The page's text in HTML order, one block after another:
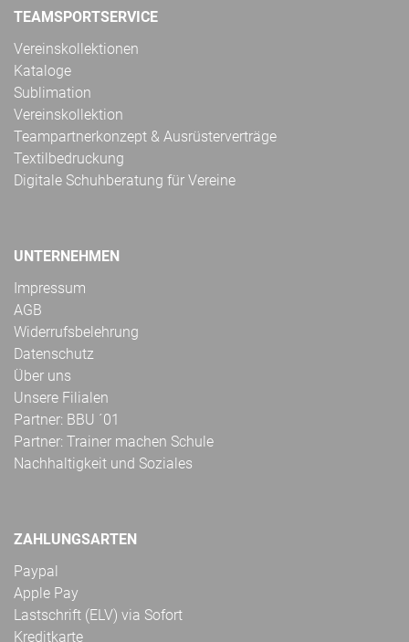
TEAMSPORTSERVICE
Vereinskollektionen
Kataloge
Sublimation
Vereinskollektion
Teampartnerkonzept & Ausrüsterverträge
Textilbedruckung
Digitale Schuhberatung für Vereine
UNTERNEHMEN
Impressum
AGB
Widerrufsbelehrung
Datenschutz
Über uns
Unsere Filialen
Partner: BBU ´01
Partner: Trainer machen Schule
Nachhaltigkeit und Soziales
ZAHLUNGSARTEN
Paypal
Apple Pay
Lastschrift (ELV) via Sofort
Kreditkarte